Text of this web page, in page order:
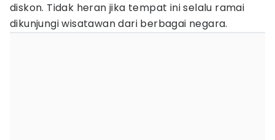
diskon. Tidak heran jika tempat ini selalu ramai
dikunjungi wisatawan dari berbagai negara.